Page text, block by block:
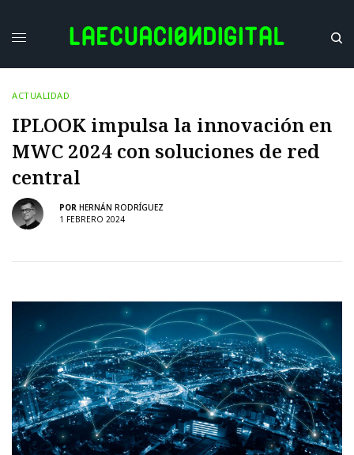
ACTUALIDAD
IPLOOK impulsa la innovación en
MWC 2024 con soluciones de red
central
POR HERNÁN RODRÍGUEZ
1 FEBRERO 2024